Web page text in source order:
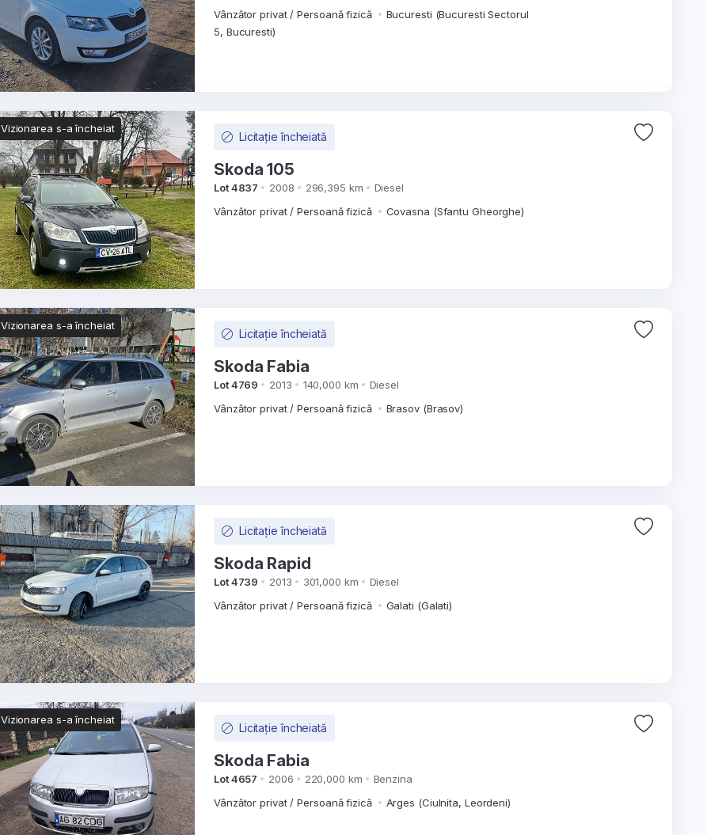
Vânzător privat / Persoană fizică
Bucuresti (Bucuresti Sectorul
5, Bucuresti)
Vizionarea s-a încheiat
Licitație încheiată
Skoda 105
Lot 4837 2008 296,395 km
Diesel
Vânzător privat / Persoană fizică
Covasna (Sfantu Gheorghe)
Vizionarea s-a încheiat
Licitație încheiată
Skoda Fabia
Lot 4769 2013 140,000 km
Diesel
Vânzător privat / Persoană fizică
Brasov (Brasov)
Licitație încheiată
Skoda Rapid
Lot 4739 2013 301,000 km
Diesel
Vânzător privat / Persoană fizică
Galati (Galati)
Vizionarea s-a încheiat
Licitație încheiată
Skoda Fabia
Lot 4657 2006 220,000 km
Benzina
Vânzător privat / Persoană fizică
Arges (Ciulnita, Leordeni)